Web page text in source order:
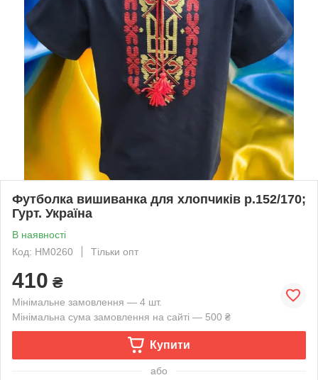
Футболка вишиванка для хлопчиків р.152/170;
Гурт. Україна
В наявності
Код: HM0260
Тільки опт
410 ₴
Мінімальне замовлення — 4 шт.
Мінімальна сума замовлення на сайті — 500 ₴
Купити
або